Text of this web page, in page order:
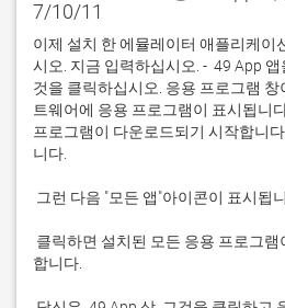
7/10/11
이제 설치 한 에뮬레이터 애플리케이
시오. 지금 입력하십시오. -  49 App
것을 클릭하십시오. 응용 프로그램
트웨어에 응용 프로그램이 표시됩니
프로그램이 다운로드되기 시작합니